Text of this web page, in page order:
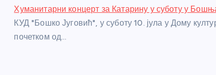
Хуманитарни концерт за Катарину у суботу у
КУД "Бошко Југовић", у суботу 10. јула у Дому
почетком од…